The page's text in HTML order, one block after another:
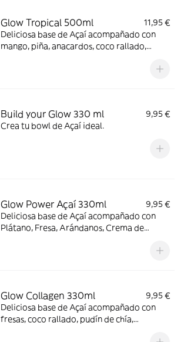
Glow Tropical 500ml
11,95 €
Deliciosa base de Açaí acompañado con
mango, piña, anacardos, coco rallado,
Build your Glow 330 ml
9,95 €
Crea tu bowl de Açaí ideal.
Glow Power Açaí 330ml
9,95 €
Deliciosa base de Açaí acompañado con
Plátano, Fresa, Arándanos, Crema de
Glow Collagen 330ml
9,95 €
Deliciosa base de Açaí acompañado con
fresas, coco rallado, pudín de chía,